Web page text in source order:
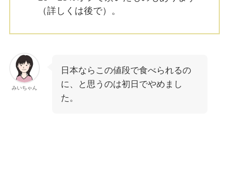
（詳しくは後で）。
みいちゃん
日本ならこの値段で食べられるの
に、と思うのは初日でやめまし
た。